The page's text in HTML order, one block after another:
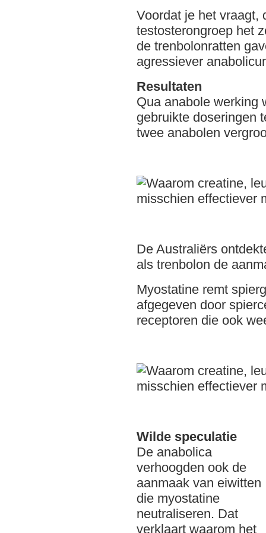
Voordat je het vraagt,
testosterongroep het
de trenbolonratten
agressiever
Resultaten
Qua anabole werking
gebruikte doseringen
twee anabolen
De Australiërs
als trenbolon de
Myostatine remt
afgegeven door
receptoren die ook
Wilde speculatie
De anabolica
verhoogden ook de
aanmaak van eiwitten
die myostatine
neutraliseren. Dat
verklaart waarom het